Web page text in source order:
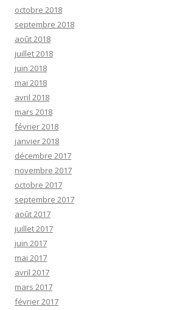
octobre 2018
septembre 2018
août 2018
juillet 2018
juin 2018
mai 2018
avril 2018
mars 2018
février 2018
janvier 2018
décembre 2017
novembre 2017
octobre 2017
septembre 2017
août 2017
juillet 2017
juin 2017
mai 2017
avril 2017
mars 2017
février 2017